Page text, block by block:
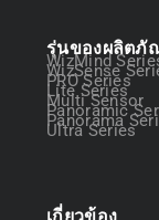
รุ่นของผลิต
WizMind
WizSense
PRO Series
Lite Series
Multi Sensor
Panoramic
Panorama
Ultra Series